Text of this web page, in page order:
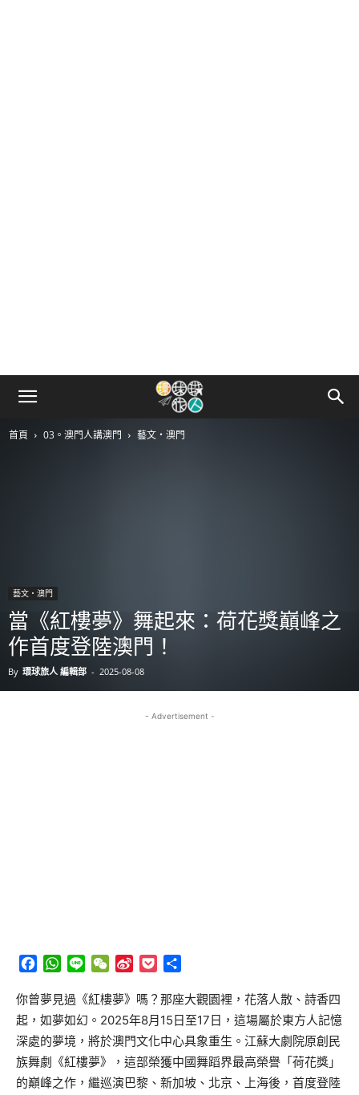
首頁 03。澳門人講澳門 藝文‧澳門
藝文‧澳門
當《紅樓夢》舞起來：荷花獎巔峰之
作首度登陸澳門！
By 環球旅人 編輯部 - 2025-08-08
- Advertisement -
Facebook
WhatsApp
Line WeChat
Sina
Pocket
你曾夢見過《紅樓夢》嗎？那座大觀園裡，花落人散、詩香四
起，如夢如幻。2025年8月15日至17日，這場屬於東方人記憶
深處的夢境，將於澳門文化中心具象重生。江蘇大劇院原創民
族舞劇《紅樓夢》，這部榮獲中國舞蹈界最高榮譽「荷花獎」
的巔峰之作，繼巡演巴黎、新加坡、北京、上海後，首度登陸